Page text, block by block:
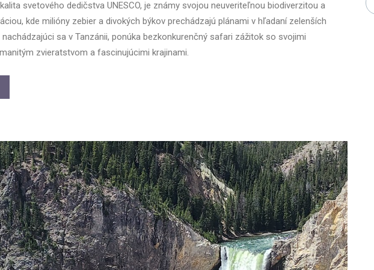
svetového dedičstva UNESCO, je známy svojou neuveriteľnou biodiverzitou a
kde milióny zebier a divokých býkov prechádzajú plánami v hľadaní zelenších
sa v Tanzánii, ponúka bezkonkurenčný safari zážitok so svojimi
zvieratstvom a fascinujúcimi krajinami.